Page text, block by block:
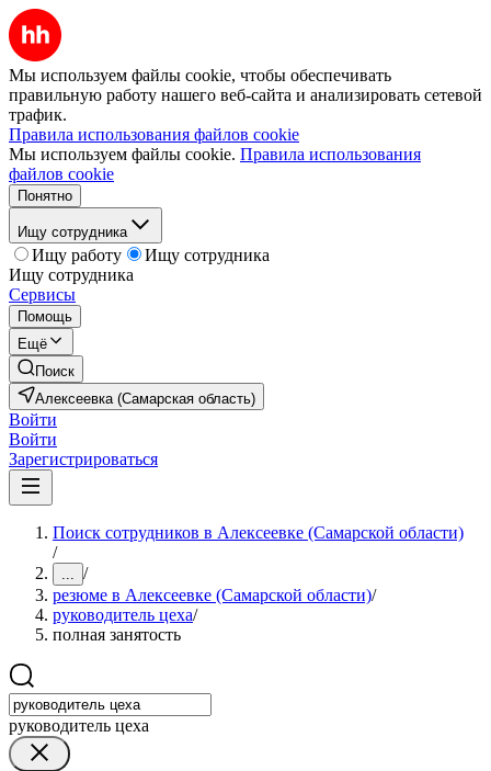
Мы используем файлы cookie, чтобы обеспечивать
правильную работу нашего веб-сайта и анализировать сетевой
трафик.
Правила использования файлов cookie
Мы используем файлы cookie. Правила использования
файлов cookie
Понятно
Ищу сотрудника
Ищу работу
Ищу сотрудника
Ищу сотрудника
Сервисы
Помощь
Ещё
Поиск
Алексеевка (Самарская область)
Войти
Войти
Зарегистрироваться
Поиск сотрудников в Алексеевке (Самарской области)
/
... /
резюме в Алексеевке (Самарской области)/
руководитель цеха/
полная занятость
руководитель цеха